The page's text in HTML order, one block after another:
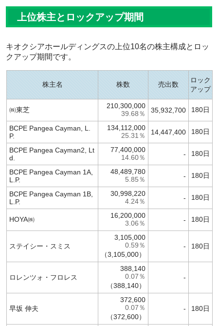
上位株主とロックアップ期間
キオクシアホールディングスの上位10名の株主構成とロッ
クアップ期間です。
株主名 株数 売出数
ロック
アップ
㈱東芝 210,300,000
39.68％ 35,932,700 180日
BCPE Pangea Cayman, L.
P.
134,112,000
25.31％ 14,447,400 180日
BCPE Pangea Cayman2, Lt
d.
77,400,000
14.60％ - 180日
BCPE Pangea Cayman 1A,
L.P.
48,489,780
5.85％ - 180日
BCPE Pangea Cayman 1B,
L.P.
30,998,220
4.24％ - 180日
HOYA㈱ 16,200,000
3.06％ - 180日
ステイシー・スミス
3,105,000
0.59％
（3,105,000）
- 180日
ロレンツォ・フロレス
388,140
0.07％
（388,140）
-
早坂 伸夫
372,600
0.07％
（372,600）
- 180日